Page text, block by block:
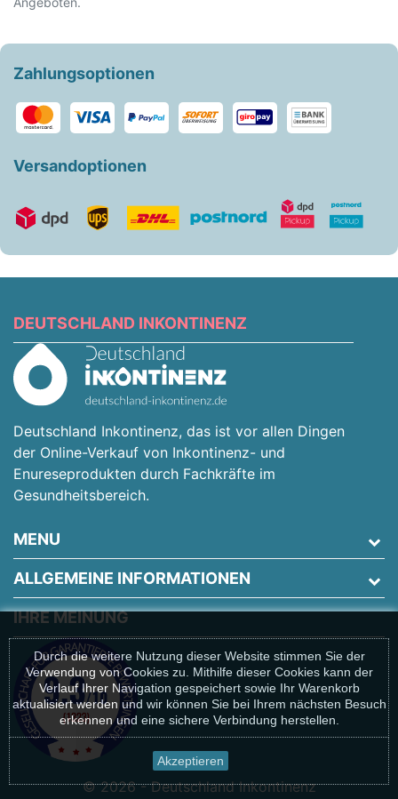
Zahlungsoptionen
Versandoptionen
DEUTSCHLAND INKONTINENZ
Deutschland Inkontinenz, das ist vor allen Dingen
der Online-Verkauf von Inkontinenz- und
Enureseprodukten durch Fachkräfte im
Gesundheitsbereich.
MENU
ALLGEMEINE INFORMATIONEN
Durch die weitere Nutzung dieser Website stimmen Sie der
Verwendung von Cookies zu. Mithilfe dieser Cookies kann der
Verlauf Ihrer Navigation gespeichert sowie Ihr Warenkorb
aktualisiert werden und wir können Sie bei Ihrem nächsten Besuch
erkennen und eine sichere Verbindung herstellen.
Akzeptieren
IHRE MEINUNG
© 2026 - Deutschland Inkontinenz